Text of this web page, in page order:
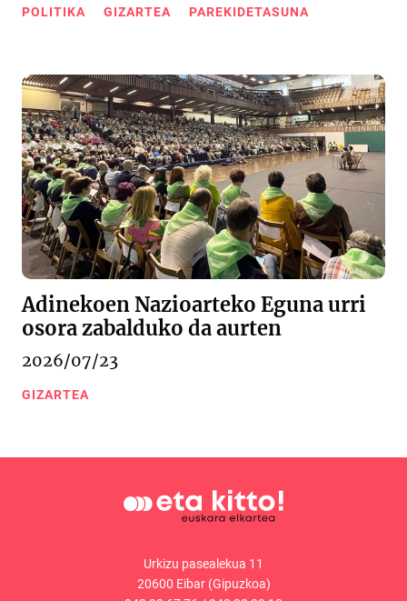
POLITIKA GIZARTEA PAREKIDETASUNA
Adinekoen Nazioarteko Eguna urri
osora zabalduko da aurten
2026/07/23
GIZARTEA
Urkizu pasealekua 11
20600 Eibar (Gipuzkoa)